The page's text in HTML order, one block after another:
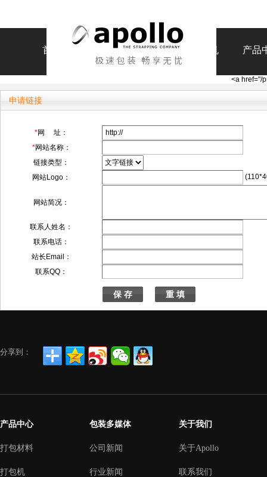
首页 打包带 打包机 码垛机 产品
<a href="/
申请链接
*网 址：
*网站名称：
链接类型：
网站Logo：
网站简况：
联系人姓名：
联系电话：
站长Email：
联系QQ：
分享到：
产品中心
打包材料
打包机
包装多媒体
公司新闻
行业新闻
关于我们
关于Apollo
联系我们